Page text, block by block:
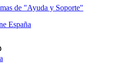
de "Ayuda y Soporte"